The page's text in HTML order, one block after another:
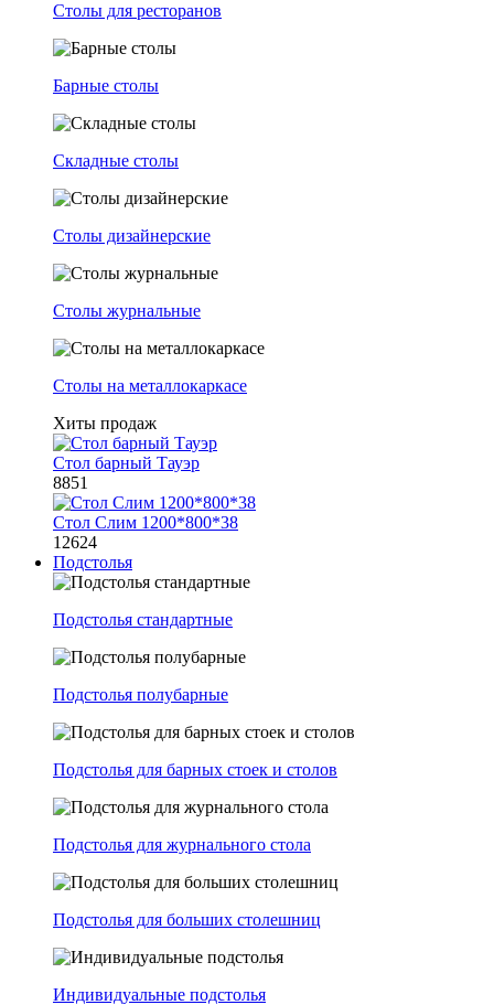
Столы для ресторанов
Барные столы
Складные столы
Столы дизайнерские
Столы журнальные
Столы на металлокаркасе
Хиты продаж
Стол барный Тауэр
8851
Стол Слим 1200*800*38
12624
Подстолья
Подстолья стандартные
Подстолья полубарные
Подстолья для барных стоек и столов
Подстолья для журнального стола
Подстолья для больших столешниц
Индивидуальные подстолья